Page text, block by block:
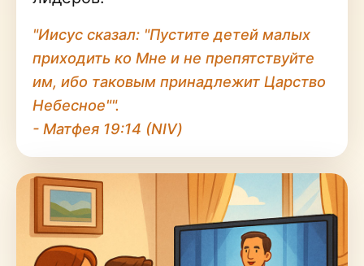
"Иисус сказал: "Пустите детей малых
приходить ко Мне и не препятствуйте
им, ибо таковым принадлежит Царство
Небесное"".
- Матфея 19:14 (NIV)